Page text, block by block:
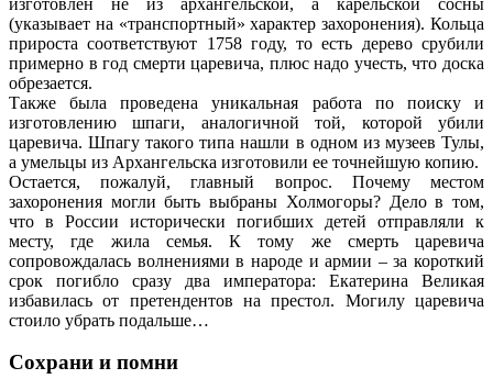
(указывает на «транспортный» характер захоронения). Кольца
прироста соответствуют 1758 году, то есть дерево срубили
примерно в год смерти царевича, плюс надо учесть, что доска
обрезается.
Также была проведена уникальная работа по поиску и
изготовлению шпаги, аналогичной той, которой убили
царевича. Шпагу такого типа нашли в одном из музеев Тулы,
а умельцы из Архангельска изготовили ее точнейшую копию.
Остается, пожалуй, главный вопрос. Почему местом
захоронения могли быть выбраны Холмогоры? Дело в том,
что в России исторически погибших детей отправляли к
месту, где жила семья. К тому же смерть царевича
сопровождалась волнениями в народе и армии – за короткий
срок погибло сразу два императора: Екатерина Великая
избавилась от претендентов на престол. Могилу царевича
стоило убрать подальше…
Сохрани и помни